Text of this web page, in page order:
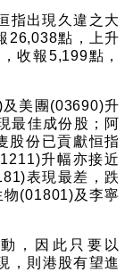
指出現久違之大
26,038點，上升
收報5,199點，
及美團(03690)升
最佳成份股；阿
股份已貢獻恒指
升幅亦接近
表現最差，跌
(01801)及李寧
，因此只要以
，則港股有望進